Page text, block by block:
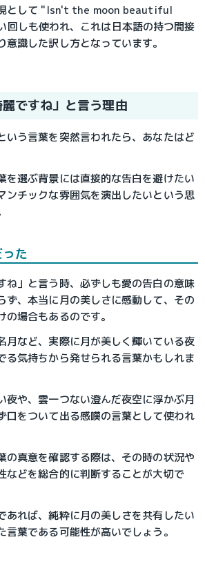
現として "Isn't the moon beautiful
しも使われ、これは日本語の持つ間接
識した訳し方となっています。
ですね」と言う理由
いう言葉を突然言われたら、あなたはど
を選ぶ背景には直接的な告白を避けたい
ンチックな雰囲気を演出したいという思
た
ね」と言う時、必ずしも愛の告白の意味
ず、本当に月の美しさに感動して、その
場合もあるのです。
月など、実際に月が美しく輝いている夜
る気持ちから発せられる言葉かもしれま
夜や、雲一つない澄んだ夜空に浮かぶ月
口をついて出る感嘆の言葉として使われ
の真意を確認する際は、その時の状況や
などを総合的に判断することが大切で
あれば、純粋に月の美しさを共有したい
言葉である可能性が高いでしょう。